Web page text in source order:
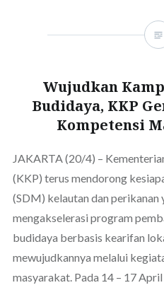
Wujudkan
Budidaya, KKP
Kompetensi
JAKARTA (20/4) –
(KKP) terus mendorong
(SDM) kelautan dan perikanan
mengakselerasi program
budidaya berbasis kearifan
mewujudkannya melalui
masyarakat. Pada 14 – 17